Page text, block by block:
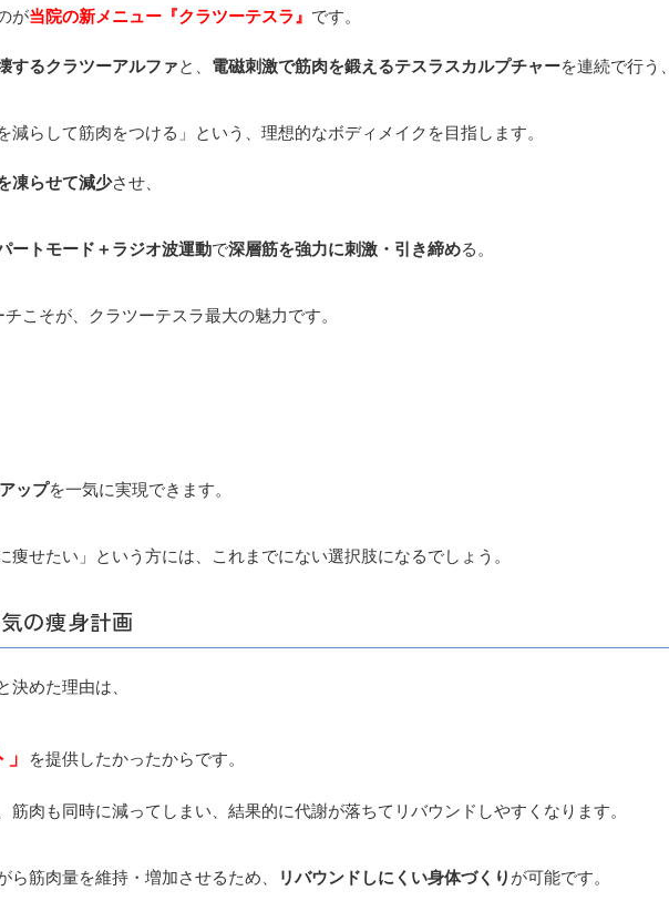
が当院の新メニュー『クラツーテスラ』 です。
するクラツーアルファと、 電磁刺激で筋肉を鍛えるテスラスカルプチャーを連続で行う、
らして筋肉をつける」という、理想的なボディメイクを目指します。
凍らせて減少させ、
ートモード＋ラジオ波運動で深層筋を強力に刺激・引き締める。
こそが、クラツーテスラ最大の魅力です。
ップを一気に実現できます。
痩せたい」という方には、これまでにない選択肢になるでしょう。
の痩身計画
めた理由は、
を提供したかったからです。
肉も同時に減ってしまい、結果的に代謝が落ちてリバウンドしやすくなります。
筋肉量を維持・増加させるため、 リバウンドしにくい身体づくり が可能です。